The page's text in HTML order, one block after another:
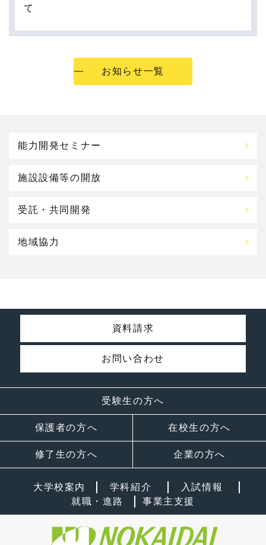
て
お知らせ一覧
能力開発セミナー
施設設備等の開放
受託・共同開発
地域協力
資料請求
お問い合わせ
受験生の方へ
保護者の方へ 在校生の方へ
修了生の方へ 企業の方へ
大学校案内 学科紹介
入試情報
就職・進路
事業主支援